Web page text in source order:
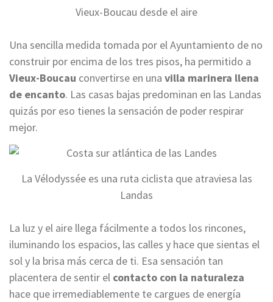
Vieux-Boucau desde el aire
Una sencilla medida tomada por el Ayuntamiento de no
construir por encima de los tres pisos, ha permitido a
Vieux-Boucau convertirse en una villa marinera llena
de encanto. Las casas bajas predominan en las Landas
quizás por eso tienes la sensación de poder respirar
mejor.
La Vélodyssée es una ruta ciclista que atraviesa las
Landas
La luz y el aire llega fácilmente a todos los rincones,
iluminando los espacios, las calles y hace que sientas el
sol y la brisa más cerca de ti. Esa sensación tan
placentera de sentir el contacto con la naturaleza
hace que irremediablemente te cargues de energía